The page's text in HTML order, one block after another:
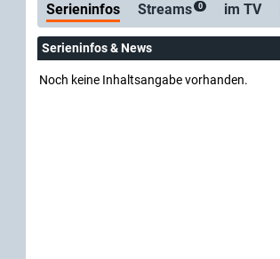
Serieninfos Streams 0 im TV
Serieninfos & News
Noch keine Inhaltsangabe vorhanden.